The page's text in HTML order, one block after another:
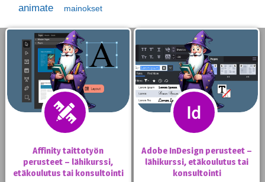
animate mainokset
Affinity taittotyön
perusteet – lähikurssi,
etäkoulutus tai konsultointi
Adobe InDesign perusteet –
lähikurssi, etäkoulutus tai
konsultointi